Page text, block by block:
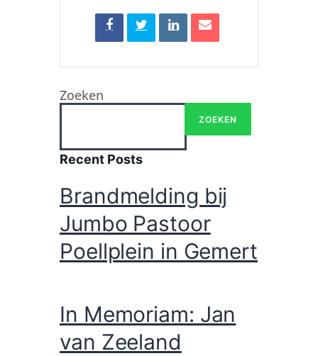
Zoeken
ZOEKEN
Recent Posts
Brandmelding bij
Jumbo Pastoor
Poellplein in Gemert
In Memoriam: Jan
van Zeeland